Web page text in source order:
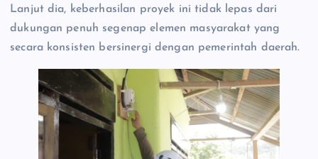
Lanjut dia, keberhasilan proyek ini tidak lepas dari
dukungan penuh segenap elemen masyarakat yang
secara konsisten bersinergi dengan pemerintah daerah.